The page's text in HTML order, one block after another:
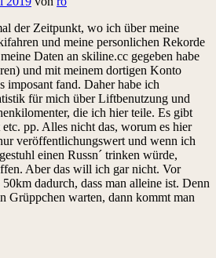
der Zeitpunkt, wo ich über meine
und meine personlichen Rekorde
Daten an skiline.cc gegeben habe
und mit meinem dortigen Konto
imposant fand. Daher habe ich
für mich über Liftbenutzung und
die ich hier teile. Es gibt
etc. pp. Alles nicht das, worum es hier
veröffentlichungswert und wenn ich
einen Russn´ trinken würde,
Aber das will ich gar nicht. Vor
dadurch, dass man alleine ist. Denn
Grüppchen warten, dann kommt man